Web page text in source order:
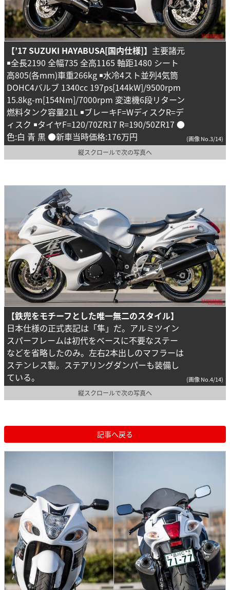
【’17 SUZUKI HAYABUSA[国内仕様]】 主要諸元
￭全長2190 全幅735 全高1165 軸距1480 シート
高805(各mm)車重266kg ￭水冷4スト並列4気筒
DOHC4バルブ 1340cc 197ps[144kW]/9500rpm
15.8kg-m[154Nm]/7000rpm 変速機6段リターン
燃料タンク容量21L ￭ブレーキF=WディスクR=デ
ィスク ￭タイヤF=120/70ZR17 R=190/50ZR17 ●
色:白 青 黒 ●新車当時価格:176万円
(画像 No.3/14)
縦スクロールで次の写真へ
【鉄兜をモチーフとした唯一無二のスタイル】
日本仕様の正式表記は「隼」だ。アルミツイン
スパーフレームは初代をベースに不要なステー
などを省略したのみ。左右2本出しのマフラーは
ステンレス製。ステアリングダンパーも装備し
ている。
(画像 No.4/14)
縦スクロールで次の写真へ
記事へ戻る